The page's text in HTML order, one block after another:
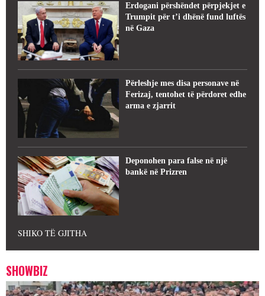
Erdogani përshëndet përpjekjet e
Trumpit për t’i dhënë fund luftës
në Gaza
Përleshje mes disa personave në
Ferizaj, tentohet të përdoret edhe
arma e zjarrit
Deponohen para false në një
bankë në Prizren
SHIKO TË GJITHA
SHOWBIZ